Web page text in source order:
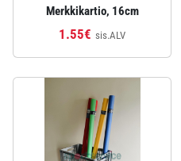
Merkkikartio, 16cm
1.55€ sis.ALV